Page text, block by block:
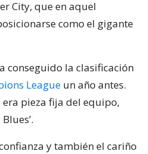
City, que en aquel
como el gigante
conseguido la clasificación
League un año antes.
pieza fija del equipo,
y también el cariño